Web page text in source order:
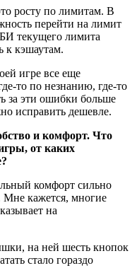
росту по лимитам. В
перейти на лимит
текущего лимита
к кэшаутам.
игре все еще
то по незнанию, где-то
за эти ошибки больше
исправить дешевле.
и комфорт. Что
от каких
комфорт сильно
Мне кажется, многие
на
на ней шесть кнопок
стало гораздо